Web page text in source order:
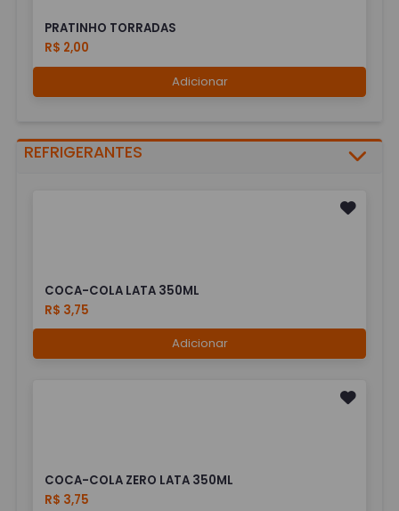
PRATINHO TORRADAS
R$ 2,00
Adicionar
REFRIGERANTES
COCA-COLA LATA 350ML
R$ 3,75
Adicionar
COCA-COLA ZERO LATA 350ML
R$ 3,75